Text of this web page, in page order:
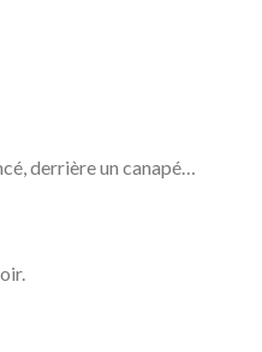
derrière un canapé…